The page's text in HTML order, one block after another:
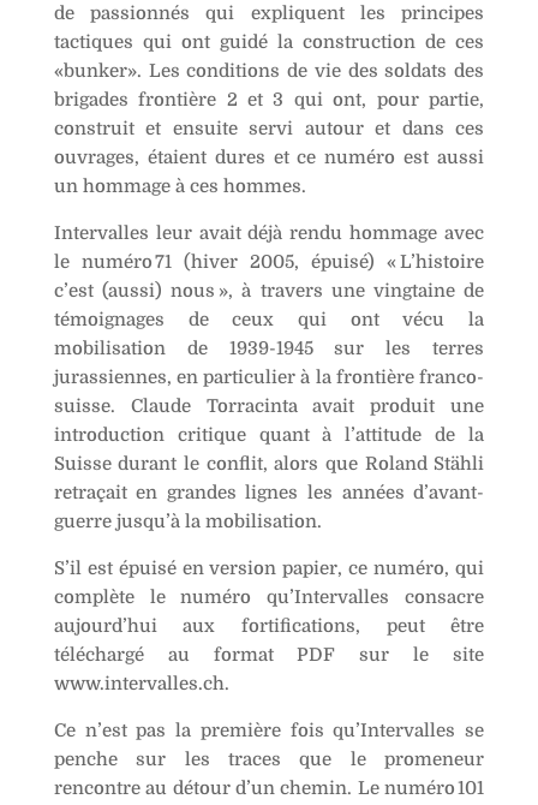
de passionnés qui expliquent les principes
tactiques qui ont guidé la construction de ces
«bunker». Les conditions de vie des soldats des
brigades frontière 2 et 3 qui ont, pour partie,
construit et ensuite servi autour et dans ces
ouvrages, étaient dures et ce numéro est aussi
un hommage à ces hommes.
Intervalles leur avait déjà rendu hommage avec
le numéro 71 (hiver 2005, épuisé) « L’histoire
c’est (aussi) nous », à travers une vingtaine de
témoignages de ceux qui ont vécu la
mobilisation de 1939-1945 sur les terres
jurassiennes, en particulier à la frontière franco-
suisse. Claude Torracinta avait produit une
introduction critique quant à l’attitude de la
Suisse durant le conflit, alors que Roland Stähli
retraçait en grandes lignes les années d’avant-
guerre jusqu’à la mobilisation.
S’il est épuisé en version papier, ce numéro, qui
complète le numéro qu’Intervalles consacre
aujourd’hui aux fortifications, peut être
téléchargé au format PDF sur le site
www.intervalles.ch.
Ce n’est pas la première fois qu’Intervalles se
penche sur les traces que le promeneur
rencontre au détour d’un chemin. Le numéro 101